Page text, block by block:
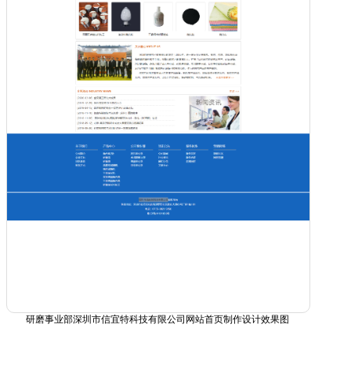
研磨事业部深圳市信宜特科技有限公司网站首页制作设计效果图